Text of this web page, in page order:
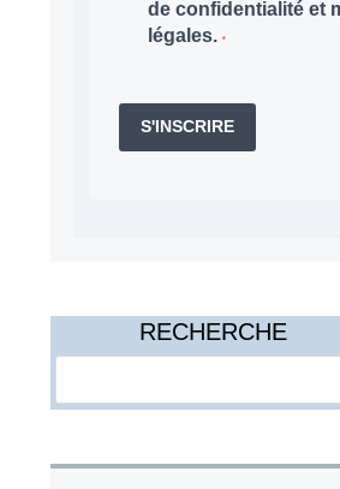
de confidentialité et
légales.
S'INSCRIRE
RECHERCHE